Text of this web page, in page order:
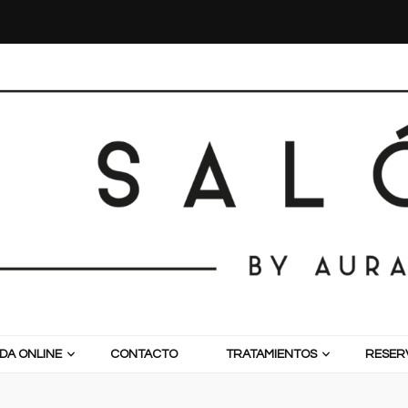
ONLINE CONTACTO TRATAMIENTOS